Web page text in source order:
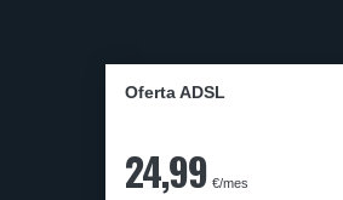
Oferta ADSL
24,99 €/mes